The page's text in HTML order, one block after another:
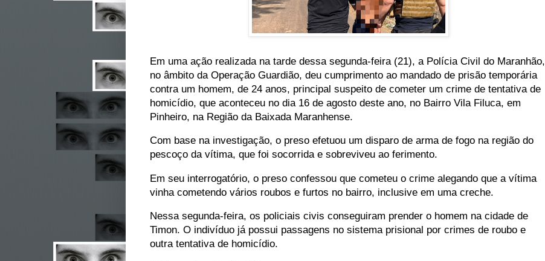
Em uma ação realizada na tarde dessa segunda-feira (21), a Polícia Civil do Maranhão,
no âmbito da Operação Guardião, deu cumprimento ao mandado de prisão temporária
contra um homem, de 24 anos, principal suspeito de cometer um crime de tentativa de
homicídio, que aconteceu no dia 16 de agosto deste ano, no Bairro Vila Filuca, em
Pinheiro, na Região da Baixada Maranhense.
Com base na investigação, o preso efetuou um disparo de arma de fogo na região do
pescoço da vítima, que foi socorrida e sobreviveu ao ferimento.
Em seu interrogatório, o preso confessou que cometeu o crime alegando que a vítima
vinha cometendo vários roubos e furtos no bairro, inclusive em uma creche.
Nessa segunda-feira, os policiais civis conseguiram prender o homem na cidade de
Timon. O indivíduo já possui passagens no sistema prisional por crimes de roubo e
outra tentativa de homicídio.